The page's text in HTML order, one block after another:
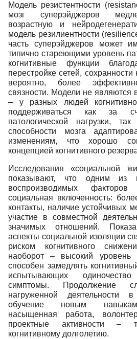
Модель резистентности
мозг суперэйджеров
возрастную и
модель резилиентности
часть суперэйджеров может
типично стареющими уровень
когнитивные функции
перестройке сетей,
вероятно, более
связности. Модели не
– у разных людей
поддерживаться как за
патологической нагрузки,
способности мозга
изменениям, что хорошо
концепцией когнитивного
Исследования «социальной
показывают, что одним из
воспроизводимых
социальная включенность:
контакты, наличие устойчивых
участие в совместной
значимых отношений.
аспекты социальной изоляции
риском когнитивного
наоборот – высокий уровень
способен замедлять
испытывающих
симптомы. Продолжение
нагруженной деятельности
обучение новым навыкам,
насыщенная работа,
проектные активности –
когнитивному долголетию.